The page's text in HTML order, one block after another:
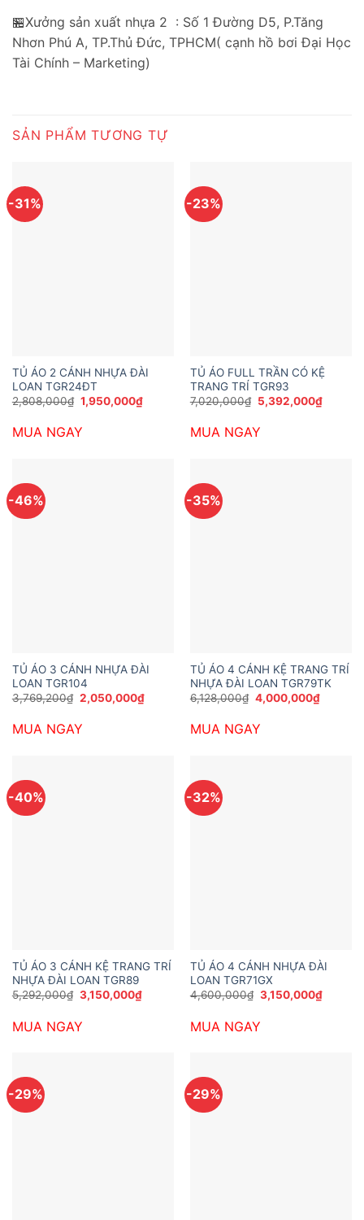
🏪Xưởng sản xuất nhựa 2 : Số 1 Đường D5, P.Tăng
Nhơn Phú A, TP.Thủ Đức, TPHCM( cạnh hồ bơi Đại Học
Tài Chính – Marketing)
SẢN PHẨM TƯƠNG TỰ
-31%
TỦ ÁO 2 CÁNH NHỰA ĐÀI
LOAN TGR24ĐT
2,808,000₫ Giá
gốc
2,808,000₫.
1,950,000₫Giá
hiện
MUA NGAY
-23%
TỦ ÁO FULL TRẦN CÓ KỆ
TRANG TRÍ TGR93
7,020,000₫ Giá
gốc
7,020,000₫.
5,392,000₫Giá
hiện
MUA NGAY
-46%
TỦ ÁO 3 CÁNH NHỰA ĐÀI
LOAN TGR104
3,769,200₫ Giá
gốc
3,769,200₫.
2,050,000₫Giá
hiện
MUA NGAY
-35%
TỦ ÁO 4 CÁNH KỆ TRANG TRÍ
NHỰA ĐÀI LOAN TGR79TK
6,128,000₫ Giá
gốc
6,128,000₫.
4,000,000₫Giá
hiện
MUA NGAY
-40%
TỦ ÁO 3 CÁNH KỆ TRANG TRÍ
NHỰA ĐÀI LOAN TGR89
5,292,000₫ Giá
gốc
5,292,000₫.
3,150,000₫Giá
hiện
MUA NGAY
-32%
TỦ ÁO 4 CÁNH NHỰA ĐÀI
LOAN TGR71GX
4,600,000₫ Giá
gốc
4,600,000₫.
3,150,000₫Giá
hiện
MUA NGAY
-29% -29%